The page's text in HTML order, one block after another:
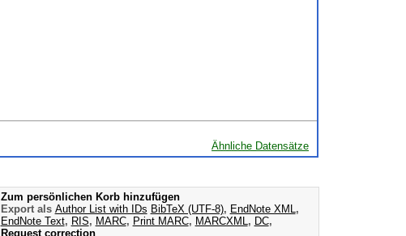
Ähnliche Datensätze
Zum persönlichen Korb hinzufügen
Export als Author List with IDs BibTeX (UTF-8), EndNote XML ,
EndNote Text, RIS, MARC, Print MARC, MARCXML , DC,
Request correction